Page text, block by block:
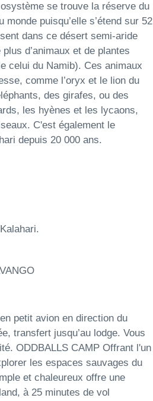
se trouve la réserve du
puisqu’elle s’étend sur 52
dans ce désert semi-aride
d’animaux et de plantes
celui du Namib). Ces animaux
comme l’oryx et le lion du
des girafes, ou des
les hyènes et les lycaons,
C'est également le
depuis 20 000 ans.
petit avion en direction du
transfert jusqu’au lodge. Vous
ODDBALLS CAMP Offrant l'un
les espaces sauvages du
et chaleureux offre une
à 25 minutes de vol